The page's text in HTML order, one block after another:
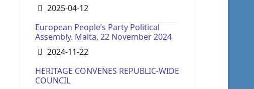
Details
2025-04-12
European People’s Party Political
Assembly. Malta, 22 November 2024
Details
2024-11-22
HERITAGE CONVENES REPUBLIC-WIDE
COUNCIL